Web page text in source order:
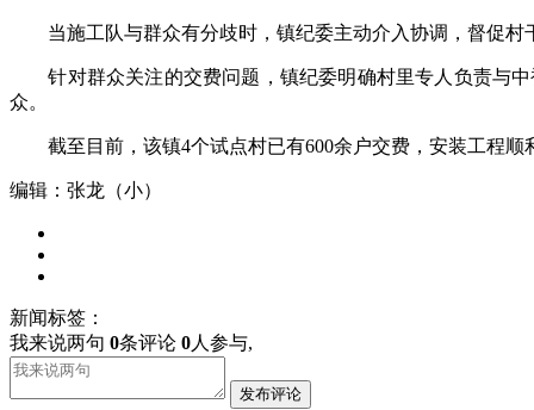
当施工队与群众有分歧时，镇纪委主动介入协调，督促村
针对群众关注的交费问题，镇纪委明确村里专人负责与中
众。
截至目前，该镇4个试点村已有600余户交费，安装工程顺
编辑：张龙（小）
新闻标签：
我来说两句 0条评论 0人参与,
发布评论